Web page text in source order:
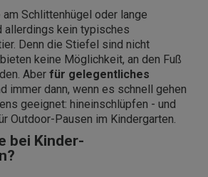
Schlittenhügel oder lange
allerdings kein typisches
Denn die Stiefel sind nicht
keine Möglichkeit, an den Fuß
Aber für gelegentliches
immer dann, wenn es schnell gehen
geeignet: hineinschlüpfen - und
Outdoor-Pausen im Kindergarten.
bei Kinder-